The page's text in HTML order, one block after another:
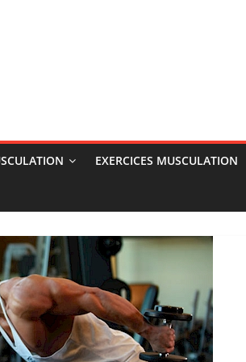
EXERCICES MUSCULATION